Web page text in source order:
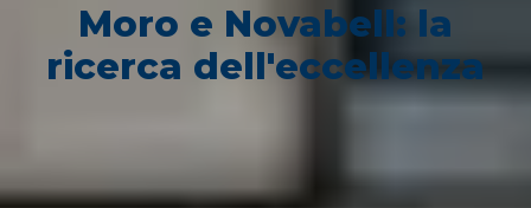
Moro e Novabell: la
ricerca dell'eccellenza